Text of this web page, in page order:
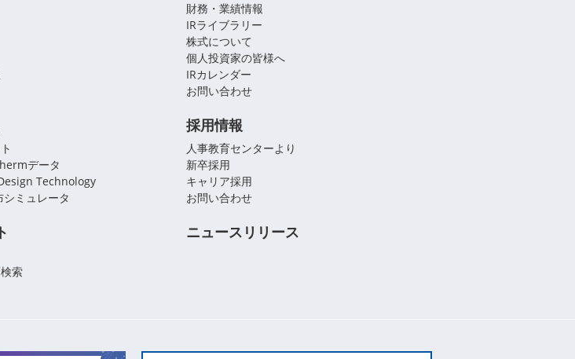
データ
Technology
ミュレータ
索
財務・業績情報
IRライブラリー
株式について
個人投資家の皆様へ
IRカレンダー
お問い合わせ
採用情報
人事教育センターより
新卒採用
キャリア採用
お問い合わせ
ニュースリリース